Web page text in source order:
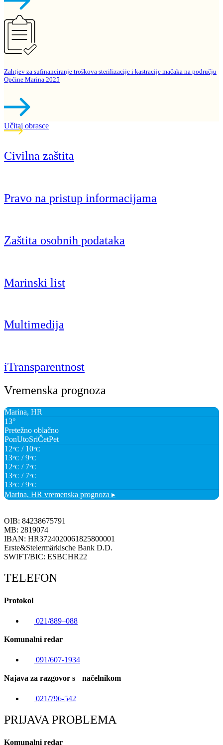
Zahtjev za sufinanciranje troškova sterilizacije i kastracije mačaka na području
Općine Marina 2025
Učitaj obrasce
Civilna zaštita
Pravo na pristup informacijama
Zaštita osobnih podataka
Marinski list
Multimedija
iTransparentnost
Vremenska prognoza
Marina, HR
13°
Pretežno oblačno
PonUtoSriČetPet
12°C / 10°C
13°C / 9°C
12°C / 7°C
13°C / 7°C
13°C / 9°C
Marina, HR vremenska prognoza ▸
OIB: 84238675791
MB: 2819074
IBAN: HR3724020061825800001
Erste&Steiermärkische Bank D.D.
SWIFT/BIC: ESBCHR22
TELEFON
Protokol
021/889–088
Komunalni redar
091/607-1934
Najava za razgovor s načelnikom
021/796-542
PRIJAVA PROBLEMA
Komunalni redar